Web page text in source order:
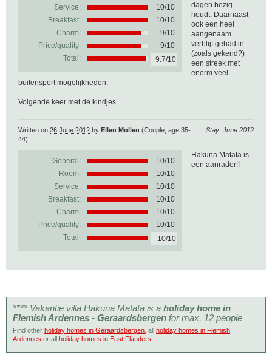
Service:
10/10
Breakfast:
10/10
Charm:
9/10
Price/quality:
9/10
Total:
9.7/10
dagen bezig
houdt. Daarnaast
ook een heel
aangenaam
verblijf gehad in
(zoals gekend?)
een streek met
enorm veel
buitensport mogelijkheden.
Volgende keer met de kindjes...
Stay: June 2012
Written on 26 June 2012 by Ellen Mollen (Couple, age 35-
44)
General: 10/10
Room:
10/10
Service:
10/10
Breakfast:
10/10
Charm:
10/10
Price/quality:
10/10
Total:
10/10
Hakuna Matata is
een aanrader!!
**** Vakantie villa Hakuna Matata is a holiday home in
Flemish Ardennes - Geraardsbergen for max. 12 people
Find other holiday homes in Geraardsbergen , all holiday homes in Flemish
Ardennes or all holiday homes in East Flanders